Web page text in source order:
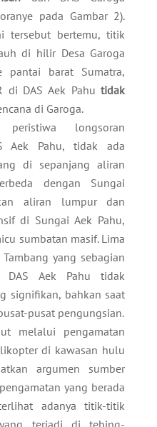
pada Gambar 2).
tersebut bertemu, titik
di hilir Desa Garoga
barat Sumatra,
di DAS Aek Pahutidak
di Garoga.
peristiwa longsoran
Aek Pahu, tidak ada
di sepanjang aliran
dengan Sungai
aliran lumpur dan
di Sungai Aek Pahu,
sumbatan masif. Lima
yang sebagian
Aek Pahu tidak
signifikan, bahkan saat
pusat pengungsian.
melalui pengamatan
di kawasan hulu
argumen sumber
yang berada
adanya titik-titik